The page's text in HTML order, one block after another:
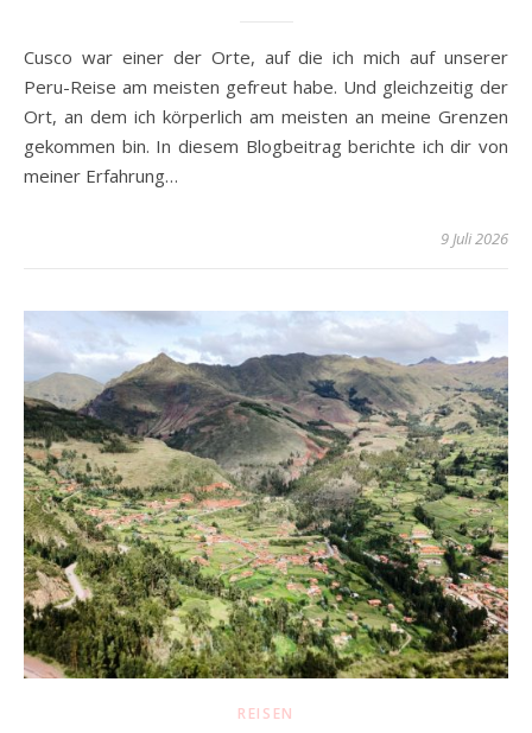
Cusco war einer der Orte, auf die ich mich auf unserer
Peru-Reise am meisten gefreut habe. Und gleichzeitig der
Ort, an dem ich körperlich am meisten an meine Grenzen
gekommen bin. In diesem Blogbeitrag berichte ich dir von
meiner Erfahrung…
9 Juli 2026
REISEN